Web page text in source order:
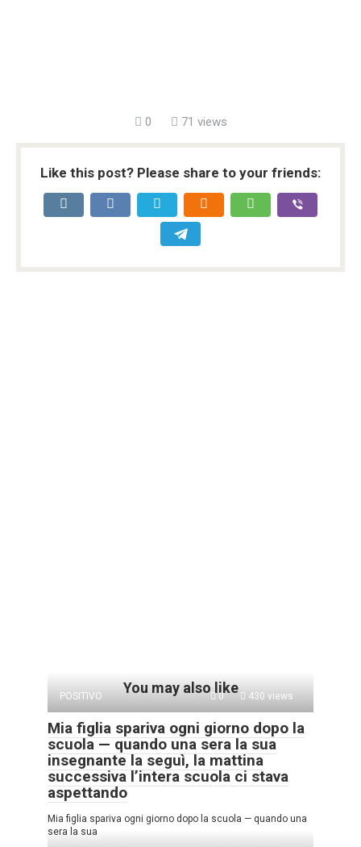
0 71 views
Like this post? Please share to your friends:
You may also like
POSITIVO 0 430 views
Mia figlia spariva ogni giorno dopo la
scuola — quando una sera la sua
insegnante la seguì, la mattina
successiva l’intera scuola ci stava
aspettando
Mia figlia spariva ogni giorno dopo la scuola — quando una
sera la sua